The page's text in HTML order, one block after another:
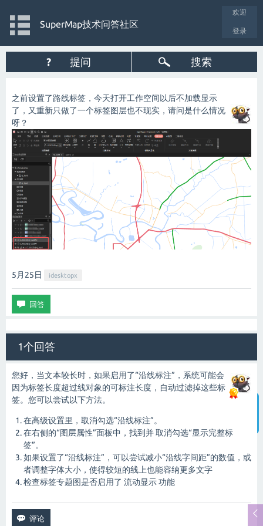
欢迎
登录
SuperMap技术问答社区
? 提问 搜索
之前设置了路线标签，今天打开工作空间以后不加载显示
了，又重新只做了一个标签图层也不现实，请问是什么情况
呀？
5月25日 idesktopx
1个回答
您好，当文本较长时，如果启用了“沿线标注”，系统可能会
因为标签长度超过线对象的可标注长度，自动过滤掉这些标
签。您可以尝试以下方法。
在高级设置里，取消勾选“沿线标注”。
在右侧的“图层属性”面板中，找到并 取消勾选“显示完整标
签”。
如果设置了“沿线标注”，可以尝试减小“沿线字间距”的数值，或
者调整字体大小，使得较短的线上也能容纳更多文字
检查标签专题图是否启用了 流动显示 功能